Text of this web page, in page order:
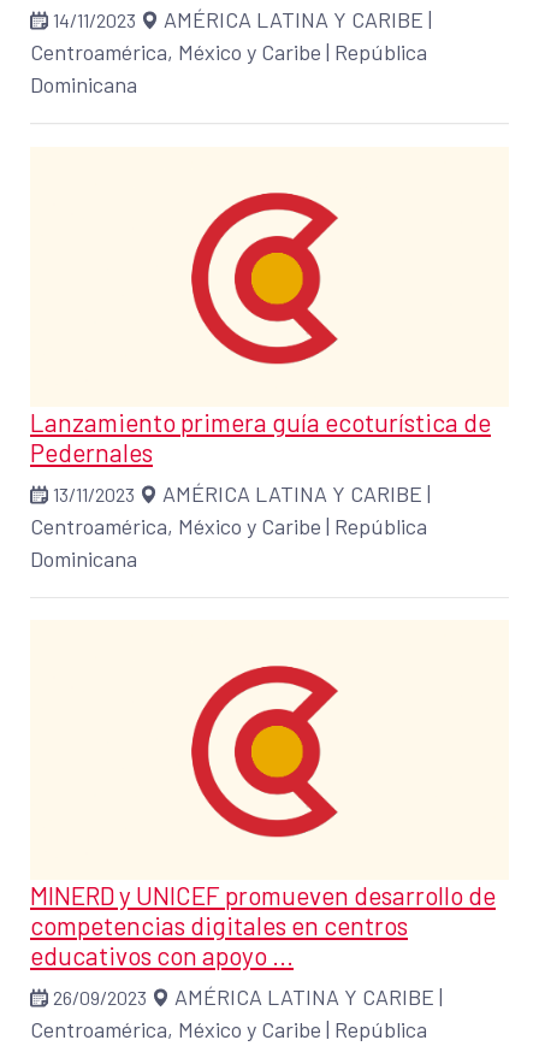
14/11/2023 AMÉRICA LATINA Y CARIBE |
Centroamérica, México y Caribe | República
Dominicana
Lanzamiento primera guía ecoturística de
Pedernales
13/11/2023 AMÉRICA LATINA Y CARIBE |
Centroamérica, México y Caribe | República
Dominicana
MINERD y UNICEF promueven desarrollo de
competencias digitales en centros
educativos con apoyo ...
26/09/2023 AMÉRICA LATINA Y CARIBE |
Centroamérica, México y Caribe | República